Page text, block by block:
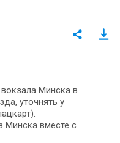
Минска в
уточнять у
Минска вместе с